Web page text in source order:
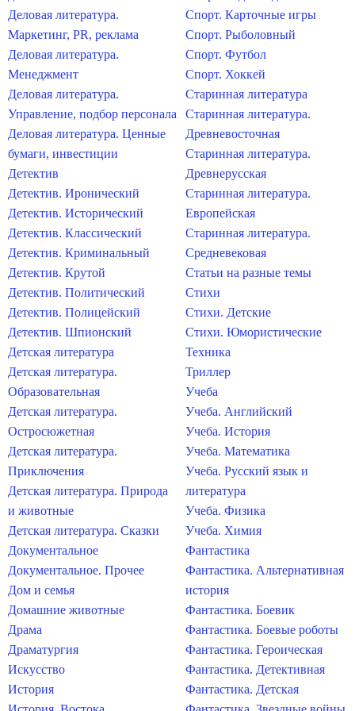
Деловая литература.
Маркетинг, PR, реклама
Деловая литература.
Менеджмент
Деловая литература.
Управление, подбор персонала
Деловая литература. Ценные
бумаги, инвестиции
Детектив
Детектив. Иронический
Детектив. Исторический
Детектив. Классический
Детектив. Криминальный
Детектив. Крутой
Детектив. Политический
Детектив. Полицейский
Детектив. Шпионский
Детская литература
Детская литература.
Образовательная
Детская литература.
Остросюжетная
Детская литература.
Приключения
Детская литература. Природа
и животные
Детская литература. Сказки
Документальное
Документальное. Прочее
Дом и семья
Домашние животные
Драма
Драматургия
Искусство
История
Спорт. Карточные игры
Спорт. Рыболовный
Спорт. Футбол
Спорт. Хоккей
Старинная литература
Старинная литература.
Древневосточная
Старинная литература.
Древнерусская
Старинная литература.
Европейская
Старинная литература.
Средневековая
Статьи на разные темы
Стихи
Стихи. Детские
Стихи. Юмористические
Техника
Триллер
Учеба
Учеба. Английский
Учеба. История
Учеба. Математика
Учеба. Русский язык и
литература
Учеба. Физика
Учеба. Химия
Фантастика
Фантастика. Альтернативная
история
Фантастика. Боевик
Фантастика. Боевые роботы
Фантастика. Героическая
Фантастика. Детективная
Фантастика. Детская